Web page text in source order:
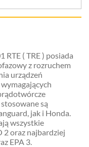
( TRE ) posiada
z rozruchem
urządzeń
są
jak i Honda.
wszystkie
2 oraz najbardziej
EPA 3.